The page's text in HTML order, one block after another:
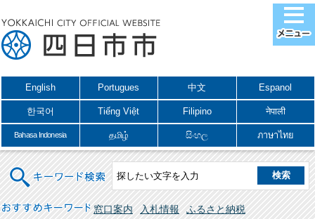
English Portugues 中文 Espanol
한국어 Tiếng Việt Filipino नेपाली
Bahasa Indonesia தமிழ் සිංහල ภาษาไทย
キーワード検索
おすすめキーワード 窓口案内 入札情報
ふるさと納税